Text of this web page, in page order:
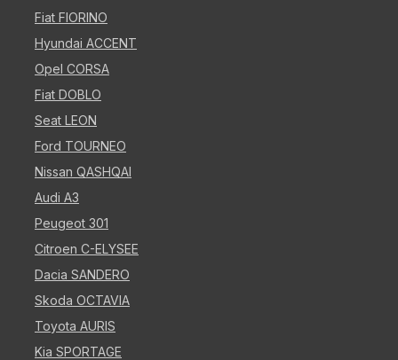
Fiat FIORINO
Hyundai ACCENT
Opel CORSA
Fiat DOBLO
Seat LEON
Ford TOURNEO
Nissan QASHQAI
Audi A3
Peugeot 301
Citroen C-ELYSEE
Dacia SANDERO
Skoda OCTAVIA
Toyota AURIS
Kia SPORTAGE